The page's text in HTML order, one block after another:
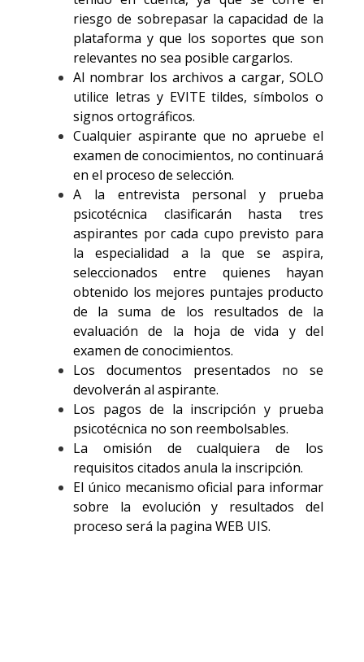
riesgo de sobrepasar la capacidad de la
plataforma y que los soportes que son
relevantes no sea posible cargarlos.
Al nombrar los archivos a cargar, SOLO
utilice letras y EVITE tildes, símbolos o
signos ortográficos.
Cualquier aspirante que no apruebe el
examen de conocimientos, no continuará
en el proceso de selección.
A la entrevista personal y prueba
psicotécnica clasificarán hasta tres
aspirantes por cada cupo previsto para
la especialidad a la que se aspira,
seleccionados entre quienes hayan
obtenido los mejores puntajes producto
de la suma de los resultados de la
evaluación de la hoja de vida y del
examen de conocimientos.
Los documentos presentados no se
devolverán al aspirante.
Los pagos de la inscripción y prueba
psicotécnica no son reembolsables.
La omisión de cualquiera de los
requisitos citados anula la inscripción.
El único mecanismo oficial para informar
sobre la evolución y resultados del
proceso será la pagina WEB UIS.